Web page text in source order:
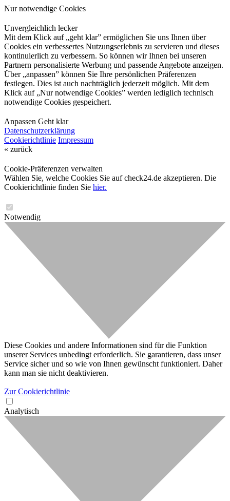
Nur notwendige Cookies
Unvergleichlich lecker
Mit dem Klick auf „geht klar” ermöglichen Sie uns Ihnen über
Cookies ein verbessertes Nutzungserlebnis zu servieren und dieses
kontinuierlich zu verbessern. So können wir Ihnen bei unseren
Partnern personalisierte Werbung und passende Angebote anzeigen.
Über „anpassen” können Sie Ihre persönlichen Präferenzen
festlegen. Dies ist auch nachträglich jederzeit möglich. Mit dem
Klick auf „Nur notwendige Cookies” werden lediglich technisch
notwendige Cookies gespeichert.
Anpassen Geht klar
Datenschutzerklärung
Cookierichtlinie Impressum
« zurück
Cookie-Präferenzen verwalten
Wählen Sie, welche Cookies Sie auf check24.de akzeptieren. Die
Cookierichtlinie finden Sie hier.
Notwendig
Diese Cookies und andere Informationen sind für die Funktion
unserer Services unbedingt erforderlich. Sie garantieren, dass unser
Service sicher und so wie von Ihnen gewünscht funktioniert. Daher
kann man sie nicht deaktivieren.
Zur Cookierichtlinie
Analytisch